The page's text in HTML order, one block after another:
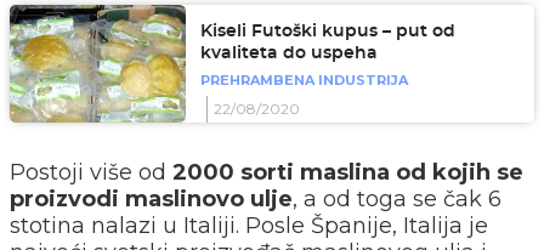
Kiseli Futoški kupus – put od
kvaliteta do uspeha
PREHRAMBENA INDUSTRIJA
22/08/2020
Postoji više od 2000 sorti maslina od kojih se
proizvodi maslinovo ulje, a od toga se čak 6
stotina nalazi u Italiji. Posle Španije, Italija je